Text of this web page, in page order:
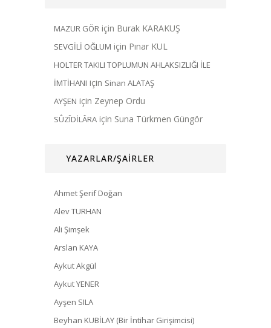
MAZUR GÖR için Burak KARAKUŞ
SEVGİLİ OĞLUM için Pınar KUL
HOLTER TAKILI TOPLUMUN AHLAKSIZLIĞI İLE
İMTİHANI için Sinan ALATAŞ
AYŞEN için Zeynep Ordu
SÛZÎDİLÂRA için Suna Türkmen Güngör
YAZARLAR/ŞAİRLER
Ahmet Şerif Doğan
Alev TURHAN
Ali Şimşek
Arslan KAYA
Aykut Akgül
Aykut YENER
Ayşen SILA
Beyhan KUBİLAY (Bir İntihar Girişimcisi)